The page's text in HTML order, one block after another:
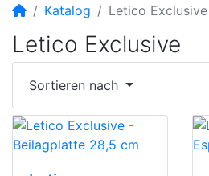
Startseite
Katalog Letico Exclusive
Letico Exclusive
Sortieren nach